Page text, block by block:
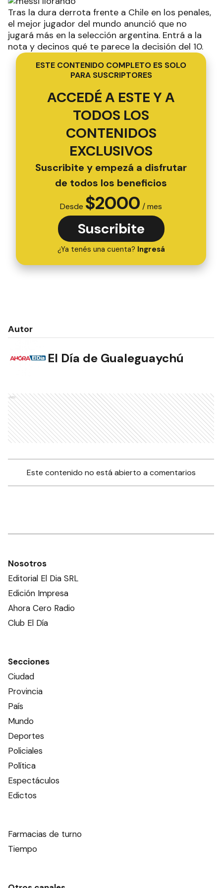
Tras la dura derrota frente a Chile en los penales,
el mejor jugador del mundo anunció que no
jugará más en la selección argentina. Entrá a la
nota y decinos qué te parece la decisión del 10.
ESTE CONTENIDO COMPLETO ES SOLO
PARA SUSCRIPTORES
ACCEDÉ A ESTE Y A
TODOS LOS
CONTENIDOS
EXCLUSIVOS
Suscribite y empezá a disfrutar
de todos los beneficios
Desde $2000 / mes
Suscribite
¿Ya tenés una cuenta? Ingresá
Autor
El Día de Gualeguaychú
Ads
Este contenido no está abierto a comentarios
Nosotros
Editorial El Dia SRL
Edición Impresa
Ahora Cero Radio
Club El Día
Secciones
Ciudad
Provincia
País
Mundo
Deportes
Policiales
Política
Espectáculos
Edictos
Farmacias de turno
Tiempo